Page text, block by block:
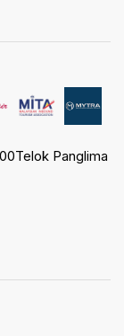
Panglima